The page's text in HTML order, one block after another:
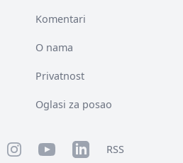
Komentari
O nama
Privatnost
Oglasi za posao
InstagramYouTubeLinkedInRSS